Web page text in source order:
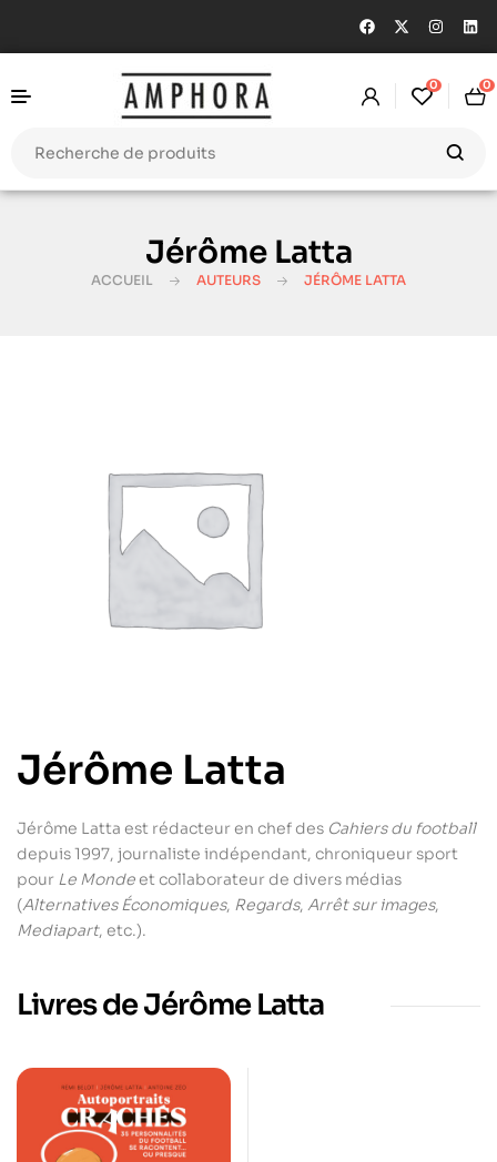
0 0
Jérôme Latta
ACCUEIL AUTEURS JÉRÔME LATTA
Jérôme Latta
Jérôme Latta est rédacteur en chef des Cahiers du football
depuis 1997, journaliste indépendant, chroniqueur sport
pour Le Mondeet collaborateur de divers médias
(Alternatives Économiques, Regards, Arrêt sur images,
Mediapart, etc.).
Livres de Jérôme Latta